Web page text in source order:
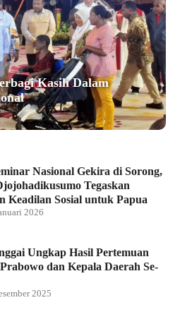
Kasih Dalam
Nasional Gekira di Sorong,
Tegaskan
Keadilan Sosial untuk Papua
2026
Ungkap Hasil Pertemuan
dan Kepala Daerah Se-
2025